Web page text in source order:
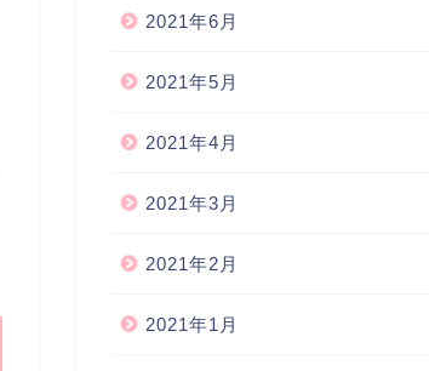
2021年6月
2021年5月
2021年4月
2021年3月
2021年2月
2021年1月